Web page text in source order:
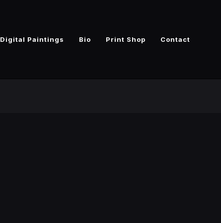
Digital Paintings Bio Print Shop Contact